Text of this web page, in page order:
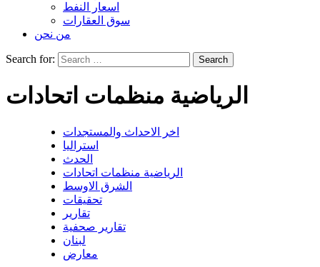
اسعار النفط
سوق العقارات
من نحن
Search for:
الرياضية منظمات اتحادات
اخر الاحداث والمستجدات
استراليا
الحدث
الرياضية منظمات اتحادات
الشرق الاوسط
تحقيقات
تقارير
تقارير صحفية
لبنان
معارض